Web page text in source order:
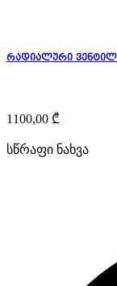
რადიალური
1100,00 ₾
სწრაფი ნახვა